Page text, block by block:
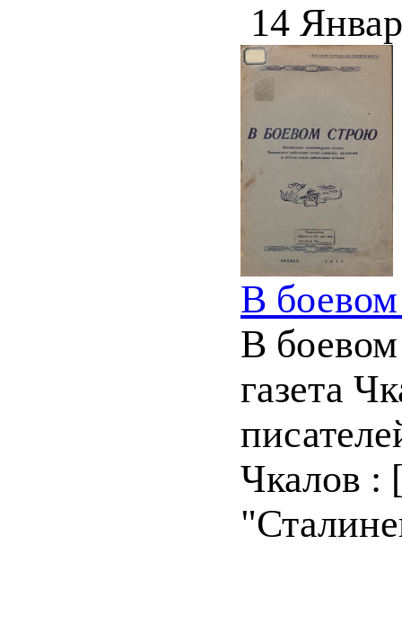
14
В
В боевом
газета
Чкалов :